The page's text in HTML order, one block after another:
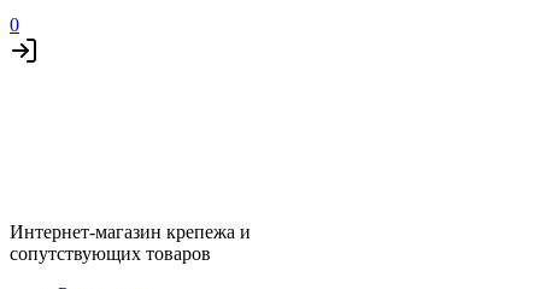
0
Интернет-магазин крепежа и
сопутствующих товаров